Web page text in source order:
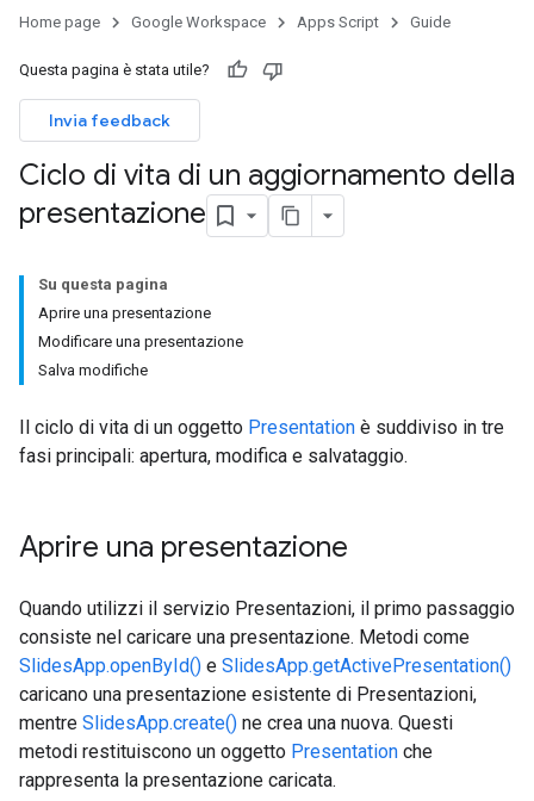
Home page Google Workspace Apps Script Guide
Questa pagina è stata utile?
Invia feedback
Ciclo di vita di un aggiornamento della
presentazione
Su questa pagina
Aprire una presentazione
Modificare una presentazione
Salva modifiche
Il ciclo di vita di un oggetto Presentation è suddiviso in tre
fasi principali: apertura, modifica e salvataggio.
Aprire una presentazione
Quando utilizzi il servizio Presentazioni, il primo passaggio
consiste nel caricare una presentazione. Metodi come
SlidesApp.openById() e SlidesApp.getActivePresentation()
caricano una presentazione esistente di Presentazioni,
mentre SlidesApp.create() ne crea una nuova. Questi
metodi restituiscono un oggetto Presentation che
rappresenta la presentazione caricata.